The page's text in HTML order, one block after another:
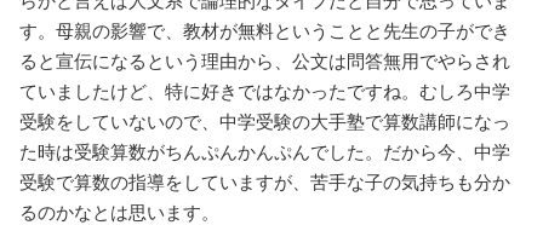
す。母親の影響で、教材が無料ということと先生の子ができ
ると宣伝になるという理由から、公文は問答無用でやらされ
ていましたけど、特に好きではなかったですね。むしろ中学
受験をしていないので、中学受験の大手塾で算数講師になっ
た時は受験算数がちんぷんかんぷんでした。だから今、中学
受験で算数の指導をしていますが、苦手な子の気持ちも分か
るのかなとは思います。